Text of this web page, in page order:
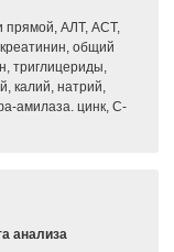
прямой, АЛТ, АСТ,
общий
триглицериды,
калий, натрий,
амилаза. цинк, С-
анализа